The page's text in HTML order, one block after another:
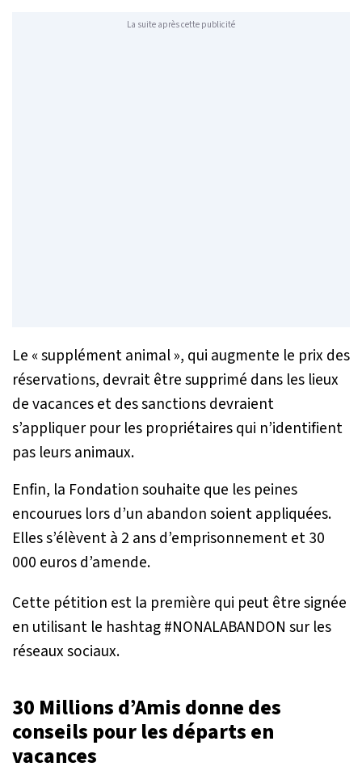
La suite après cette publicité
Le « supplément animal », qui augmente le prix des
réservations, devrait être supprimé dans les lieux
de vacances et des sanctions devraient
s’appliquer pour les propriétaires qui n’identifient
pas leurs animaux.
Enfin, la Fondation souhaite que les peines
encourues lors d’un abandon soient appliquées.
Elles s’élèvent à 2 ans d’emprisonnement et 30
000 euros d’amende.
Cette pétition est la première qui peut être signée
en utilisant le hashtag #NONALABANDON sur les
réseaux sociaux.
30 Millions d’Amis donne des
conseils pour les départs en
vacances